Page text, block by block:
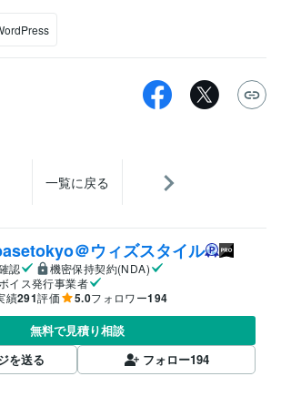
一覧に戻る
＠ウィズスタイル
認
機密保持契約(NDA)
イス発行事業者
績291評価 5.0フォロワー194
無料で見積り相談
を送る
フォロー194